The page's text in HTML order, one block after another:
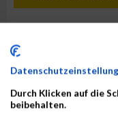
Durch Klicken auf die
beibehalten.